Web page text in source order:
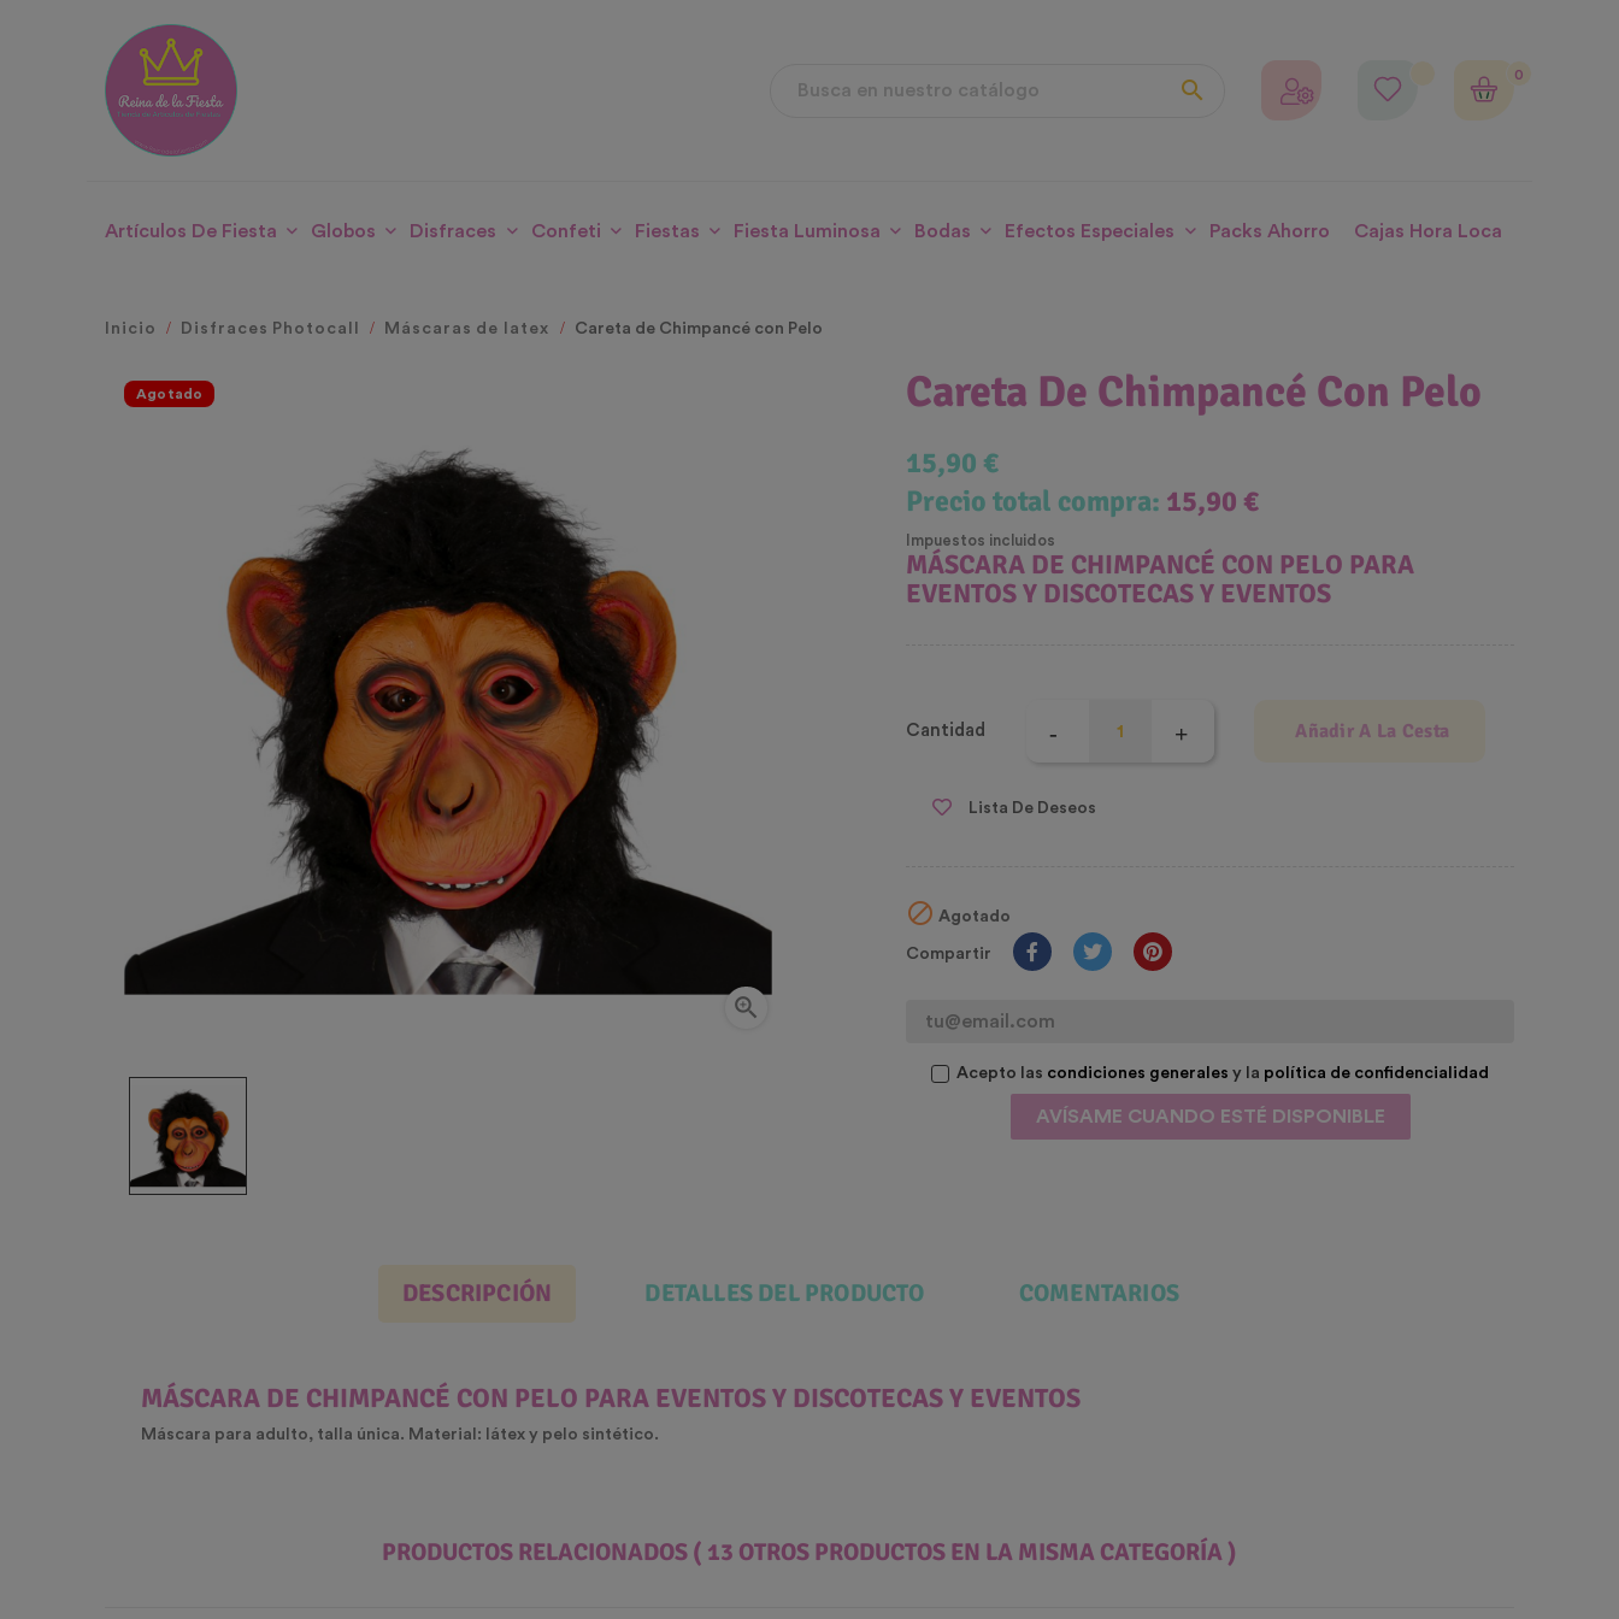

0
Artículos De Fiesta Globos Disfraces Confeti Fiestas Fiesta Luminosa Bodas Efectos Especiales Packs Ahorro Cajas Hora Loca
Inicio Disfraces Photocall Máscaras de latex Careta de Chimpancé con Pelo
Agotado

Careta De Chimpancé Con Pelo
15,90 €
Precio total compra: 15,90 €
Impuestos incluidos
MÁSCARA DE CHIMPANCÉ CON PELO PARA
EVENTOS Y DISCOTECAS Y EVENTOS
Cantidad Añadir A La Cesta
Lista De Deseos
 Agotado
Compartir
Acepto las condiciones generales y la política de confidencialidad
AVÍSAME CUANDO ESTÉ DISPONIBLE
DESCRIPCIÓN DETALLES DEL PRODUCTO COMENTARIOS
MÁSCARA DE CHIMPANCÉ CON PELO PARA EVENTOS Y DISCOTECAS Y EVENTOS
Máscara para adulto, talla única. Material: látex y pelo sintético.
PRODUCTOS RELACIONADOS ( 13 OTROS PRODUCTOS EN LA MISMA CATEGORÍA )